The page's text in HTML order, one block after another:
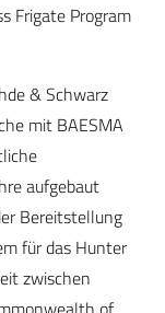
Frigate Program
& Schwarz
mit BAESMA
aufgebaut
Bereitstellung
für das Hunter
zwischen